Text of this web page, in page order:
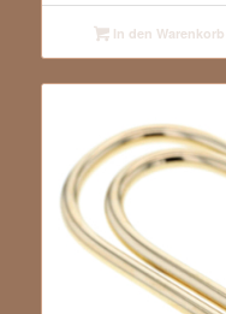
In den Warenkorb